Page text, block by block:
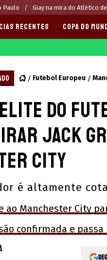
Paulo Giay na mira do Atlético
sites de apostas 2025
OFERTAS
RECENTES COPA DO
Futebol Europeu
elite do
Jack
City
é altamente
ao Manchester City
confirmada e